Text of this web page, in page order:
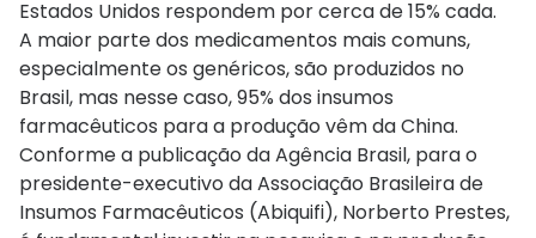
Estados Unidos respondem por cerca de 15% cada.
A maior parte dos medicamentos mais comuns,
especialmente os genéricos, são produzidos no
Brasil, mas nesse caso, 95% dos insumos
farmacêuticos para a produção vêm da China.
Conforme a publicação da Agência Brasil, para o
presidente-executivo da Associação Brasileira de
Insumos Farmacêuticos (Abiquifi), Norberto Prestes,